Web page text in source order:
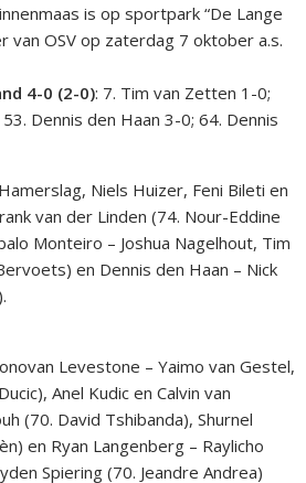
is op sportpark “De Lange
van OSV op zaterdag 7 oktober a.s.
4-0 (2-0): 7. Tim van Zetten 1-0;
Dennis den Haan 3-0; 64. Dennis
Niels Huizer, Feni Bileti en
van der Linden (74. Nour-Eddine
Monteiro – Joshua Nagelhout, Tim
en Dennis den Haan – Nick
Levestone – Yaimo van Gestel,
Anel Kudic en Calvin van
(70. David Tshibanda), Shurnel
en Ryan Langenberg – Raylicho
Spiering (70. Jeandre Andrea)